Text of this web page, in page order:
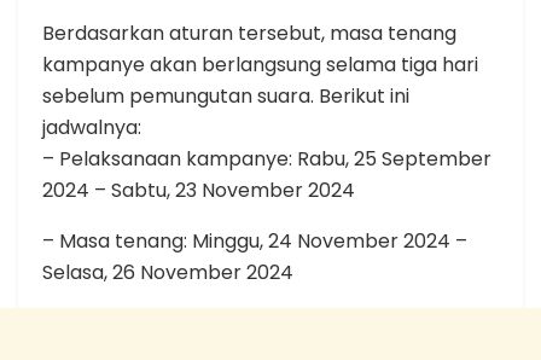
Berdasarkan aturan tersebut, masa tenang
kampanye akan berlangsung selama tiga hari
sebelum pemungutan suara. Berikut ini
jadwalnya:
– Pelaksanaan kampanye: Rabu, 25 September
2024 – Sabtu, 23 November 2024
– Masa tenang: Minggu, 24 November 2024 –
Selasa, 26 November 2024